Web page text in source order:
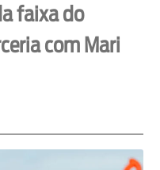
faixa do
com Mari